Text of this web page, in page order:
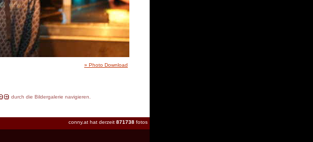
» Photo Download
durch die Bildergalerie navigieren.
conny.at hat derzeit 871738 fotos